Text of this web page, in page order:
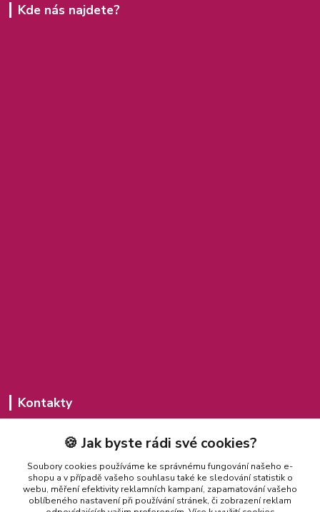
Kde nás najdete?
Kontakty
775 435 591
(Po-Pá, 8-20 hod.)
misajakubcova@seznam.cz
🍪 Jak byste rádi své cookies?
Soubory cookies používáme ke správnému fungování našeho e-
shopu a v případě vašeho souhlasu také ke sledování statistik o
webu, měření efektivity reklamních kampaní, zapamatování vašeho
oblíbeného nastavení při používání stránek, či zobrazení reklam